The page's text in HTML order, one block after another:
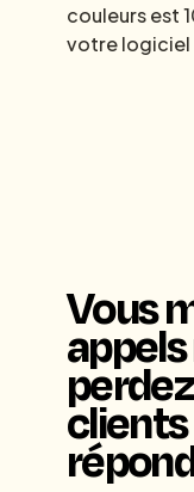
couleurs est
votre logiciel
Vous